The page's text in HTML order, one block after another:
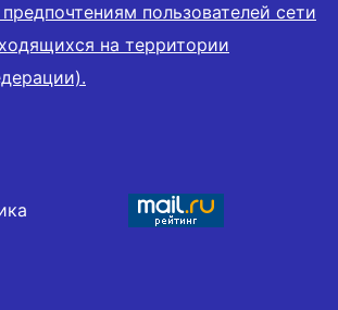
пользователей сети
на территории